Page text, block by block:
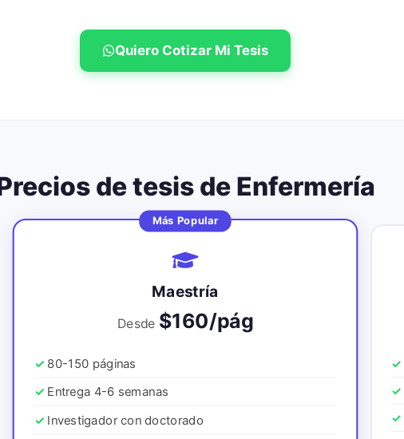
Quiero Cotizar Mi Tesis
de tesis de Enfermería
Más Popular
Maestría
Desde $160/pág
80-150 páginas
Entrega 4-6 semanas
Investigador con doctorado